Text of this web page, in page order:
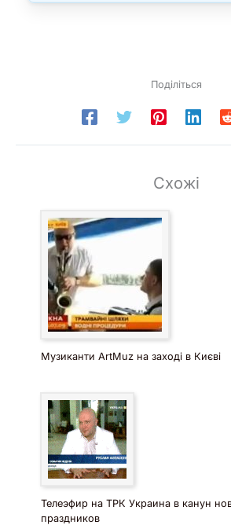
Поділіться
Схожі
Музиканти ArtMuz на заході в Києві
Телеэфир на ТРК Украина в канун
праздников